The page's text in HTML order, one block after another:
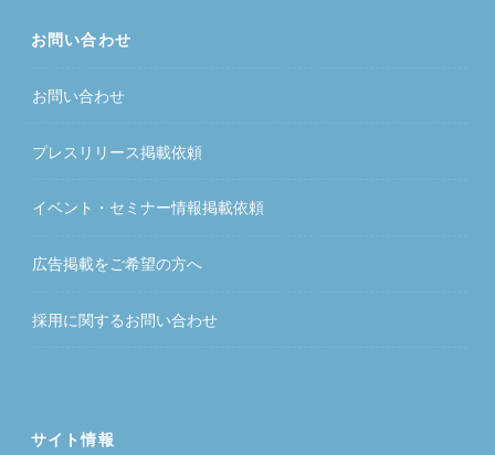
お問い合わせ
お問い合わせ
プレスリリース掲載依頼
イベント・セミナー情報掲載依頼
広告掲載をご希望の方へ
採用に関するお問い合わせ
サイト情報